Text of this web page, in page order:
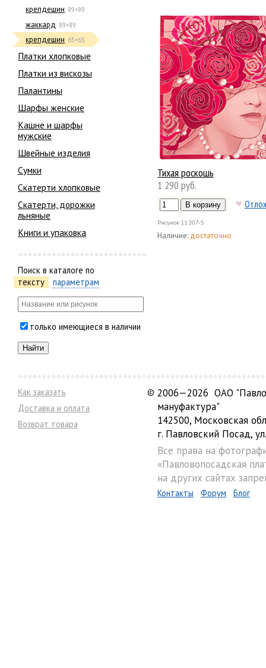
крепдешин 89×89
жаккард 89×89
крепдешин 65×65
Платки хлопковые
Платки из вискозы
Палантины
Шарфы женские
Кашне и шарфы
мужские
Швейные изделия
Сумки
Скатерти хлопковые
Скатерти, дорожки
льняные
Книги и упаковка
Поиск в каталоге по
тексту
параметрам
только имеющиеся в наличии
Тихая роскошь
1 290 руб.
Рисунок 11207-5
Наличие: достаточно
Как заказать
Доставка и оплата
Возврат товара
© 2006—2026 ОАО
мануфактура"
142500, Московская
г. Павловский Посад,
Все права на
«Павловопосадская
на других сайтах
Контакты Форум Блог